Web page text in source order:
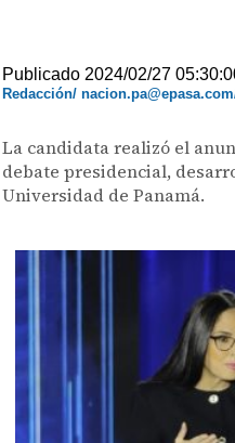
Publicado 2024/02/27
Redacción/
La candidata realizó el
debate presidencial,
Universidad de Panamá.